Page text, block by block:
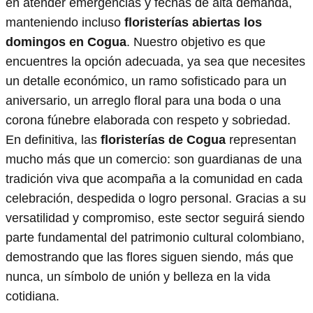
en atender emergencias y fechas de alta demanda,
manteniendo incluso floristerías abiertas los
domingos en Cogua. Nuestro objetivo es que
encuentres la opción adecuada, ya sea que necesites
un detalle económico, un ramo sofisticado para un
aniversario, un arreglo floral para una boda o una
corona fúnebre elaborada con respeto y sobriedad.
En definitiva, las floristerías de Cogua representan
mucho más que un comercio: son guardianas de una
tradición viva que acompaña a la comunidad en cada
celebración, despedida o logro personal. Gracias a su
versatilidad y compromiso, este sector seguirá siendo
parte fundamental del patrimonio cultural colombiano,
demostrando que las flores siguen siendo, más que
nunca, un símbolo de unión y belleza en la vida
cotidiana.